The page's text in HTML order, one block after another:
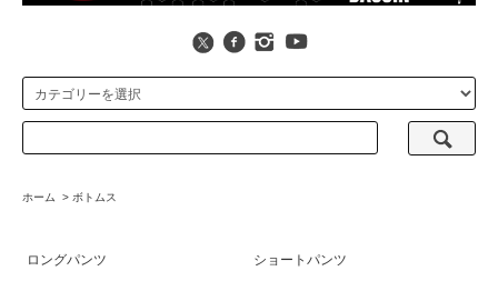
ホーム > ボトムス
ロングパンツ
ショートパンツ